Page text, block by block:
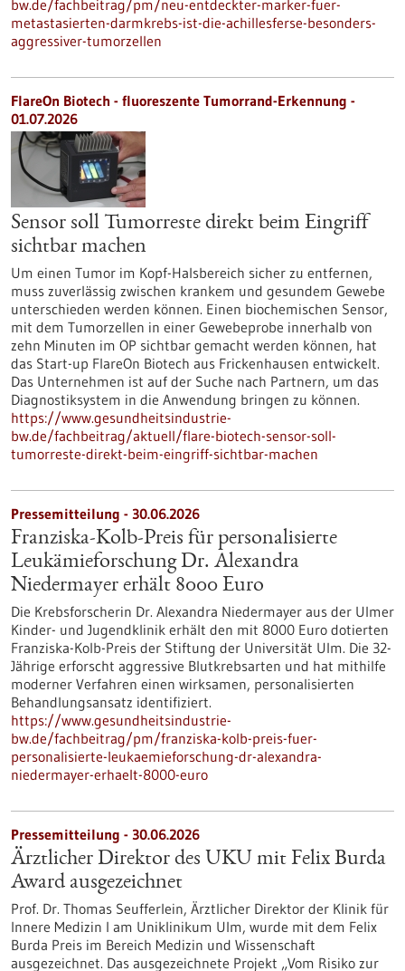
bw.de/fachbeitrag/pm/neu-entdeckter-marker-fuer-
metastasierten-darmkrebs-ist-die-achillesferse-besonders-
aggressiver-tumorzellen
FlareOn Biotech - fluoreszente Tumorrand-Erkennung -
01.07.2026
Sensor soll Tumorreste direkt beim Eingriff
sichtbar machen
Um einen Tumor im Kopf-Halsbereich sicher zu entfernen,
muss zuverlässig zwischen krankem und gesundem Gewebe
unterschieden werden können. Einen biochemischen Sensor,
mit dem Tumorzellen in einer Gewebeprobe innerhalb von
zehn Minuten im OP sichtbar gemacht werden können, hat
das Start-up FlareOn Biotech aus Frickenhausen entwickelt.
Das Unternehmen ist auf der Suche nach Partnern, um das
Diagnostiksystem in die Anwendung bringen zu können.
https://www.gesundheitsindustrie-
bw.de/fachbeitrag/aktuell/flare-biotech-sensor-soll-
tumorreste-direkt-beim-eingriff-sichtbar-machen
Pressemitteilung - 30.06.2026
Franziska-Kolb-Preis für personalisierte
Leukämieforschung Dr. Alexandra
Niedermayer erhält 8000 Euro
Die Krebsforscherin Dr. Alexandra Niedermayer aus der Ulmer
Kinder- und Jugendklinik erhält den mit 8000 Euro dotierten
Franziska-Kolb-Preis der Stiftung der Universität Ulm. Die 32-
Jährige erforscht aggressive Blutkrebsarten und hat mithilfe
moderner Verfahren einen wirksamen, personalisierten
Behandlungsansatz identifiziert.
https://www.gesundheitsindustrie-
bw.de/fachbeitrag/pm/franziska-kolb-preis-fuer-
personalisierte-leukaemieforschung-dr-alexandra-
niedermayer-erhaelt-8000-euro
Pressemitteilung - 30.06.2026
Ärztlicher Direktor des UKU mit Felix Burda
Award ausgezeichnet
Prof. Dr. Thomas Seufferlein, Ärztlicher Direktor der Klinik für
Innere Medizin I am Uniklinikum Ulm, wurde mit dem Felix
Burda Preis im Bereich Medizin und Wissenschaft
ausgezeichnet. Das ausgezeichnete Projekt „Vom Risiko zur